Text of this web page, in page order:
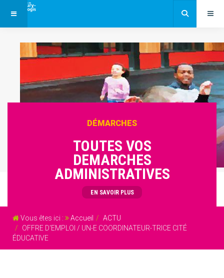
DÉMARCHES
TOUTES VOS
DEMARCHES
ADMINISTRATIVES
EN SAVOIR PLUS
Vous êtes ici : Accueil
ACTU
OFFRE D'EMPLOI / UN-E COORDINATEUR-TRICE CITÉ
ÉDUCATIVE